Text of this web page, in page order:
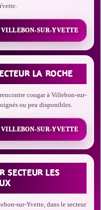
VILLEBON-SUR-YVETTE
LA ROCHE
cougar à Villebon-sur-
ou peu disponibles.
VILLEBON-SUR-YVETTE
SECTEUR LES
sur-Yvette, dans le secteur